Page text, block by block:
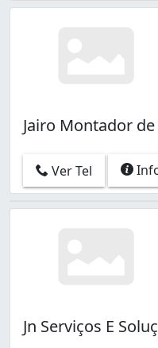
Jairo Montador
Ver Tel
Jn Serviços E